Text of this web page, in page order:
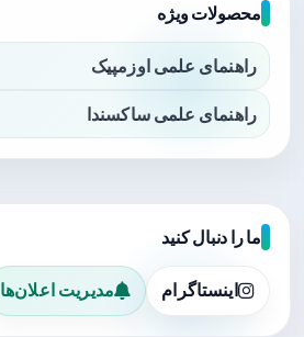
محصولات ویژه
راهنمای علمی اوزمپیک
راهنمای علمی ساکسندا
ما را دنبال کنید
اینستاگرام مدیریت اعلان‌ها